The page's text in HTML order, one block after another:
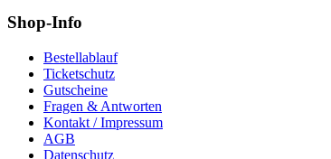
Shop-Info
Bestellablauf
Ticketschutz
Gutscheine
Fragen & Antworten
Kontakt / Impressum
AGB
Datenschutz